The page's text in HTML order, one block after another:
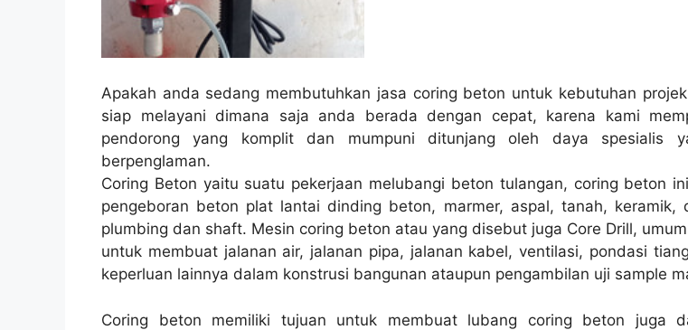
Apakah anda sedang membutuhkan jasa coring beton untuk kebutuhan
siap melayani dimana saja anda berada dengan cepat, karena kami
pendorong yang komplit dan mumpuni ditunjang oleh daya spesialis
berpenglaman.
Coring Beton yaitu suatu pekerjaan melubangi beton tulangan, coring beton
pengeboran beton plat lantai dinding beton, marmer, aspal, tanah, keramik,
plumbing dan shaft. Mesin coring beton atau yang disebut juga Core Drill,
untuk membuat jalanan air, jalanan pipa, jalanan kabel, ventilasi, pondasi
keperluan lainnya dalam konstrusi bangunan ataupun pengambilan uji sample
Coring beton memiliki tujuan untuk membuat lubang coring beton juga